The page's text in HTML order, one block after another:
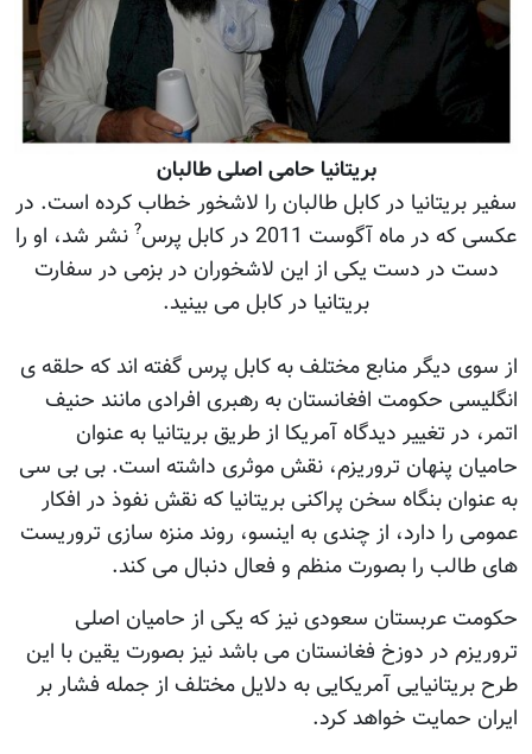
بریتانیا حامی اصلی طالبان
سفیر بریتانیا در کابل طالبان را لاشخور خطاب کرده است. در
عکسی که در ماه آگوست 2011 در کابل پرس
? نشر شد، او را
دست در دست یکی از این لاشخوران در بزمی در سفارت
بریتانیا در کابل می بینید.
از سوی دیگر منابع مختلف به کابل پرس گفته اند که حلقه ی
انگلیسی حکومت افغانستان به رهبری افرادی مانند حنیف
اتمر، در تغییر دیدگاه آمریکا از طریق بریتانیا به عنوان
حامیان پنهان تروریزم، نقش موثری داشته است. بی بی سی
به عنوان بنگاه سخن پراکنی بریتانیا که نقش نفوذ در افکار
عمومی را دارد، از چندی به اینسو، روند منزه سازی تروریست
های طالب را بصورت منظم و فعال دنبال می کند.
حکومت عربستان سعودی نیز که یکی از حامیان اصلی
تروریزم در دوزخ فغانستان می باشد نیز بصورت یقین با این
طرح بریتانیایی آمریکایی به دلایل مختلف از جمله فشار بر
ایران حمایت خواهد کرد.